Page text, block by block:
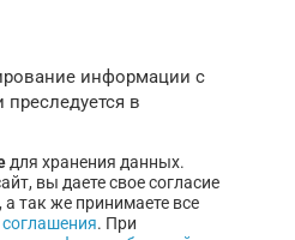
информации с
преследуется в
для хранения данных.
вы даете свое согласие
так же принимаете все
. При